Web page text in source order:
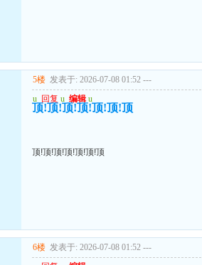
5楼 发表于: 2026-07-08 01:52 ---
u 回复 u 编辑 u
顶!顶!顶!顶!顶!顶!顶
顶!顶!顶!顶!顶!顶!顶
6楼 发表于: 2026-07-08 01:52 ---